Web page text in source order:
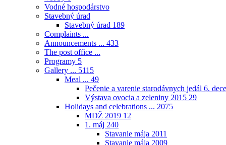
Vodné hospodárstvo
Stavebný úrad
Stavebný úrad 189
Complaints ...
Announcements ... 433
The post office ...
Programy 5
Gallery ... 5115
Meal ... 49
Pečenie a varenie starodávnych jedál 6.
Výstava ovocia a zeleniny 2015 29
Holidays and celebrations ... 2075
MDŽ 2019 12
1. máj 240
Stavanie mája 2011
Stavanie mája 2009